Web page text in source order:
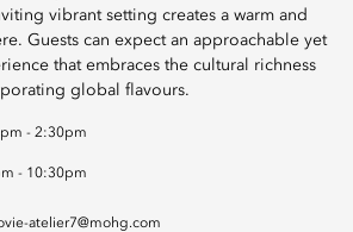
vibrant setting creates a warm and
Guests can expect an approachable yet
that embraces the cultural richness
global flavours.
- 2:30pm
- 10:30pm
atelier7@mohg.com